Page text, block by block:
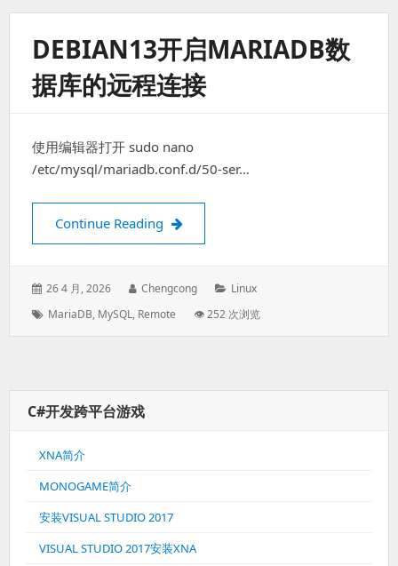
DEBIAN13开启MARIADB数
据库的远程连接
使用编辑器打开 sudo nano
/etc/mysql/mariadb.conf.d/50-ser…
Continue Reading Debian13开启MariaDB数据库的远程
Posted
26 4 月, 2026 Author:
Chengcong Categories:
Linux
Tags:
MariaDB, MySQL, Remote 👁 252 次浏览
C#开发跨平台游戏
XNA简介
MONOGAME简介
安装VISUAL STUDIO 2017
VISUAL STUDIO 2017安装XNA